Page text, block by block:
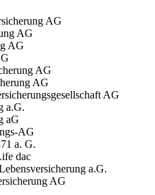
AG
AG
AG
AG
AG
AG
a.G.
aG
AG
a. G.
dac
a.G.
AG